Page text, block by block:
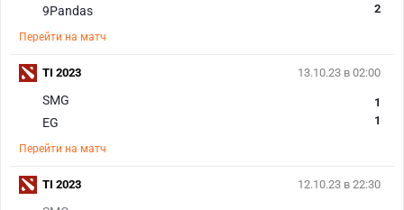
9Pandas
2
Перейти на матч
13.10.23 в 02:00
SMG
EG
1
1
Перейти на матч
TI 2023
12.10.23 в 22:30
TI 2023